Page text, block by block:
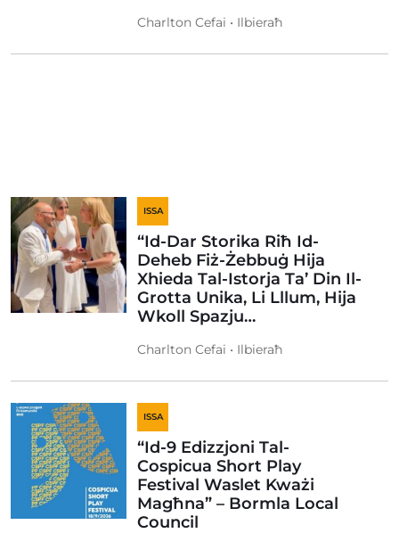
Charlton Cefai • Ilbieraħ
ISSA
“Id-Dar Storika Riħ Id-
Deheb Fiż-Żebbuġ Hija
Xhieda Tal-Istorja Ta’ Din Il-
Grotta Unika, Li Lllum, Hija
Wkoll Spazju…
Charlton Cefai • Ilbieraħ
ISSA
“Id-9 Edizzjoni Tal-
Cospicua Short Play
Festival Waslet Kważi
Magħna” – Bormla Local
Council